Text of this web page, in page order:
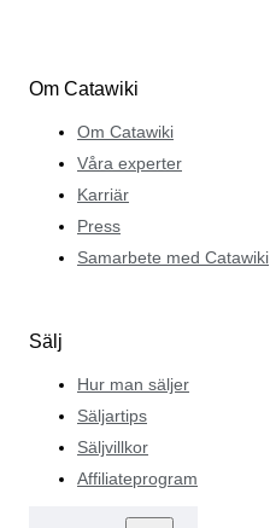
Om Catawiki
Om Catawiki
Våra experter
Karriär
Press
Samarbete med Catawiki
Sälj
Hur man säljer
Säljartips
Säljvillkor
Affiliateprogram